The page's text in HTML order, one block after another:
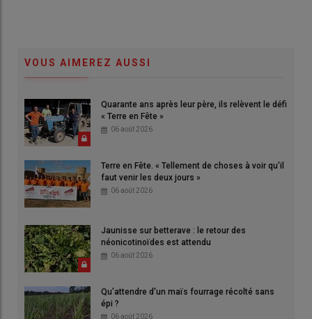
VOUS AIMEREZ AUSSI
Quarante ans après leur père, ils relèvent le défi
« Terre en Fête »
06 août 2026
Terre en Fête. « Tellement de choses à voir qu'il
faut venir les deux jours »
06 août 2026
Jaunisse sur betterave : le retour des
néonicotinoïdes est attendu
06 août 2026
Qu'attendre d'un maïs fourrage récolté sans
épi ?
06 août 2026